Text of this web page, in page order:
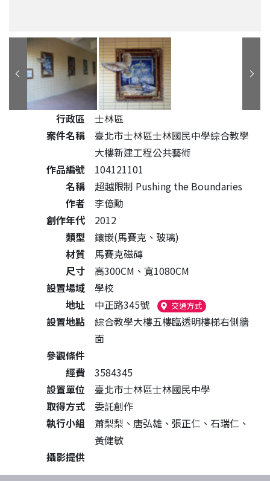
公共藝術作品詳細資料
行政區
士林區
案件名稱
臺北市士林區士林國民中學綜合教學
大樓新建工程公共藝術
作品編號
104121101
名稱
超越限制 Pushing the Boundaries
作者
李億勳
創作年代
2012
類型
鑲嵌(馬賽克、玻璃)
材質
馬賽克磁磚
尺寸
高300CM、寬1080CM
設置場域
學校
地址
中正路345號 交通方式（另開新視窗）
設置地點
綜合教學大樓五樓臨透明樓梯右側牆
面
參觀條件
經費
3584345
設置單位
臺北市士林區士林國民中學
取得方式
委託創作
執行小組
蕭梨梨、唐弘雄、張正仁、石瑞仁、
黃健敏
攝影提供